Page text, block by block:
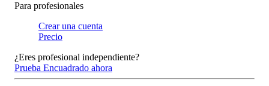
Para profesionales
Crear una cuenta
Precio
¿Eres profesional independiente?
Prueba Encuadrado ahora